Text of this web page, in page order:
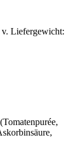
Liefergewicht: